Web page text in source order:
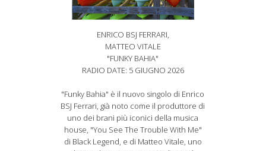
ENRICO BSJ FERRARI,
MATTEO VITALE
"FUNKY BAHIA"
RADIO DATE: 5 GIUGNO 2026
"Funky Bahia" è il nuovo singolo di Enrico
BSJ Ferrari, già noto come il produttore di
uno dei brani più iconici della musica
house, "You See The Trouble With Me"
di Black Legend, e di Matteo Vitale, uno